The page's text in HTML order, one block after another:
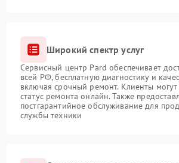
Широкий спектр услуг
Сервисный центр Pard обеспечивает
всей РФ, бесплатную диагностику и
включая срочный ремонт. Клиенты могут
статус ремонта онлайн. Также
постгарантийное обслуживание для
службы техники